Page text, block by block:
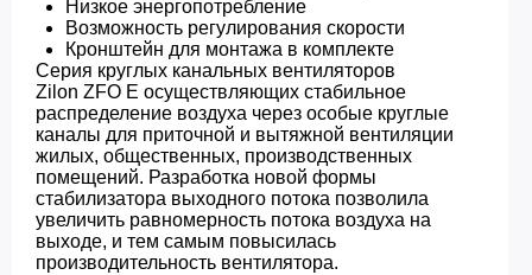
Низкое энергопотребление
Возможность регулирования скорости
Кронштейн для монтажа в комплекте
Серия круглых канальных вентиляторов
Zilon ZFO E осуществляющих стабильное
распределение воздуха через особые круглые
каналы для приточной и вытяжной вентиляции
жилых, общественных, производственных
помещений. Разработка новой формы
стабилизатора выходного потока позволила
увеличить равномерность потока воздуха на
выходе, и тем самым повысилась
производительность вентилятора.